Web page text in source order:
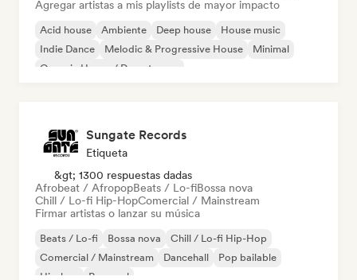
Agregar artistas a mis playlists de mayor impacto
Acid house Ambiente Deep house
House music
Indie Dance
Melodic & Progressive House
Minimal
Organic House / Downtempo
Sungate Records
Etiqueta
&gt; 1300 respuestas dadas
Afrobeat / AfropopBeats / Lo-fiBossa nova
Chill / Lo-fi Hip-HopComercial / Mainstream
Firmar artistas o lanzar su música
Beats / Lo-fi Bossa nova
Chill / Lo-fi Hip-Hop
Comercial / Mainstream
Dancehall
Pop bailable
Hip-hop
Pop soul